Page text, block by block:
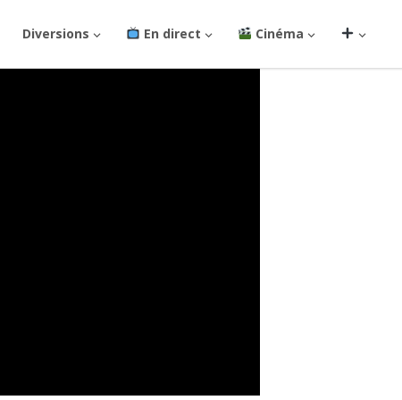
Diversions En direct Cinéma